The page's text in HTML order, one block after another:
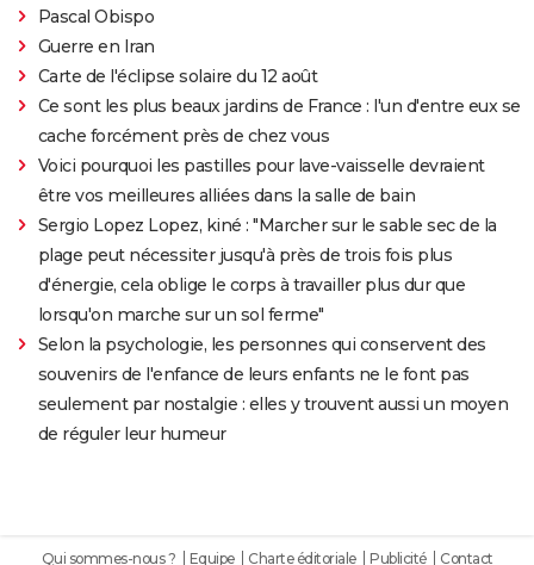
Pascal Obispo
Guerre en Iran
Carte de l'éclipse solaire du 12 août
Ce sont les plus beaux jardins de France : l'un d'entre eux se
cache forcément près de chez vous
Voici pourquoi les pastilles pour lave-vaisselle devraient
être vos meilleures alliées dans la salle de bain
Sergio Lopez Lopez, kiné : "Marcher sur le sable sec de la
plage peut nécessiter jusqu'à près de trois fois plus
d'énergie, cela oblige le corps à travailler plus dur que
lorsqu'on marche sur un sol ferme"
Selon la psychologie, les personnes qui conservent des
souvenirs de l'enfance de leurs enfants ne le font pas
seulement par nostalgie : elles y trouvent aussi un moyen
de réguler leur humeur
Qui sommes-nous ? Equipe Charte éditoriale Publicité Contact